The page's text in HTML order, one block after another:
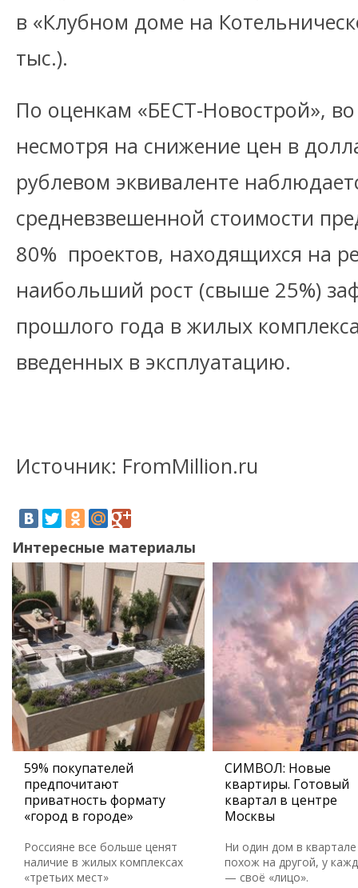
в «Клубном доме на
тыс.).
По оценкам «БЕСТ-Новострой»,
несмотря на снижение цен в
рублевом эквиваленте
средневзвешенной стоимости
80% проектов, находящихся на
наибольший рост (свыше 25%)
прошлого года в жилых
введенных в эксплуатацию.
Источник: FromMillion.ru
Интересные материалы
59% покупателей
предпочитают
приватность формату
«город в городе»
Россияне все больше ценят
наличие в жилых комплексах
«третьих мест»
СИМВОЛ: Новые
квартиры. Готовый
квартал в центре
Москвы
Ни один дом в
похож на другой, у
— своё «лицо».